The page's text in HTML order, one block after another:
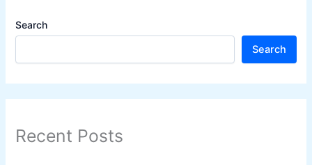
Search
Search
Recent Posts